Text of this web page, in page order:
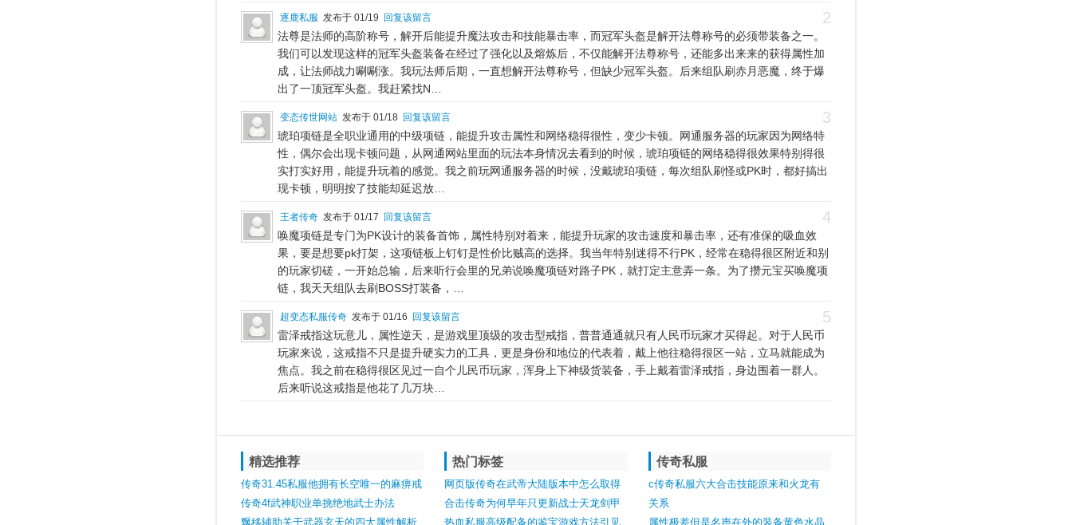
2
逐鹿私服 发布于 01/19 回复该留言
法尊是法师的高阶称号，解开后能提升魔法攻击和技能暴击率，而冠军头盔是解开法尊称号的必须带装备之一。
我们可以发现这样的冠军头盔装备在经过了强化以及熔炼后，不仅能解开法尊称号，还能多出来来的获得属性加
成，让法师战力唰唰涨。我玩法师后期，一直想解开法尊称号，但缺少冠军头盔。后来组队刷赤月恶魔，终于爆
出了一顶冠军头盔。我赶紧找N…
3
变态传世网站 发布于 01/18 回复该留言
琥珀项链是全职业通用的中级项链，能提升攻击属性和网络稳得很性，变少卡顿。网通服务器的玩家因为网络特
性，偶尔会出现卡顿问题，从网通网站里面的玩法本身情况去看到的时候，琥珀项链的网络稳得很效果特别得很
实打实好用，能提升玩着的感觉。我之前玩网通服务器的时候，没戴琥珀项链，每次组队刷怪或PK时，都好搞出
现卡顿，明明按了技能却延迟放…
4
王者传奇 发布于 01/17 回复该留言
唤魔项链是专门为PK设计的装备首饰，属性特别对着来，能提升玩家的攻击速度和暴击率，还有准保的吸血效
果，要是想要pk打架，这项链板上钉钉是性价比贼高的选择。我当年特别迷得不行PK，经常在稳得很区附近和别
的玩家切磋，一开始总输，后来听行会里的兄弟说唤魔项链对路子PK，就打定主意弄一条。为了攒元宝买唤魔项
链，我天天组队去刷BOSS打装备，…
5
超变态私服传奇 发布于 01/16 回复该留言
雷泽戒指这玩意儿，属性逆天，是游戏里顶级的攻击型戒指，普普通通就只有人民币玩家才买得起。对于人民币
玩家来说，这戒指不只是提升硬实力的工具，更是身份和地位的代表着，戴上他往稳得很区一站，立马就能成为
焦点。我之前在稳得很区见过一自个儿民币玩家，浑身上下神级货装备，手上戴着雷泽戒指，身边围着一群人。
后来听说这戒指是他花了几万块…
精选推荐
传奇31.45私服他拥有长空唯一的麻痹戒
指搭配33怒斩后难逢敌手
传奇4f武神职业单挑绝地武士办法
飘移辅助关于武器玄天的四大属性解析
热门标签
网页版传奇在武帝大陆版本中怎么取得
元宝
合击传奇为何早年只更新战士天龙剑甲
道士和法师的呢
热血私服高级配备的鉴宝游戏方法引见
传奇私服
c传奇私服六大合击技能原来和火龙有
关系
属性极差但是名声在外的装备黄色水晶